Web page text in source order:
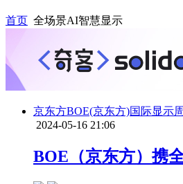
首页 全场景AI智慧显示
京东方BOE(京东方)国际显示周
2024-05-16 21:06
BOE（京东方）携